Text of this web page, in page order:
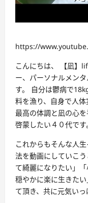
https://
こんにちは、 【凪】
ー、パーソナルメン
す。 自分は鬱病で
料を漁り、自身で人
最高の体調と凪の心
啓蒙したい４０代です。
これからもそんな人
法を動画にしていこ
て綺麗になりたい」
穏やかに楽に生きた
て頂き、共に元気いっ